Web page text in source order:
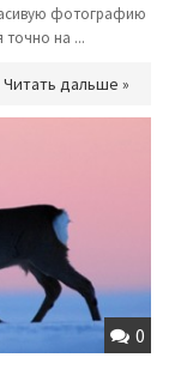
фотографию
точно на ...
Читать дальше »
0